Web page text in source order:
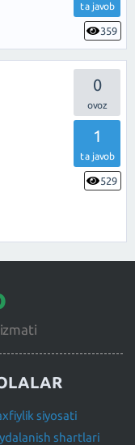
ta javob
359
0
1
ta javob
529
siyosati
shartlari